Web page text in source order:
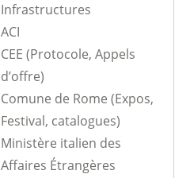
Infrastructures
ACI
CEE (Protocole, Appels
d’offre)
Comune de Rome (Expos,
Festival, catalogues)
Ministère italien des
Affaires Étrangères